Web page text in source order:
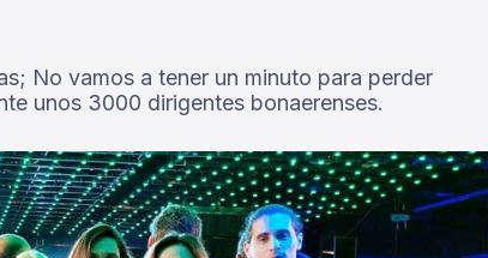
No vamos a tener un minuto para perder
unos 3000 dirigentes bonaerenses.